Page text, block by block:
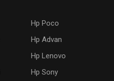
Hp Poco
Hp Advan
Hp Lenovo
Hp Sony